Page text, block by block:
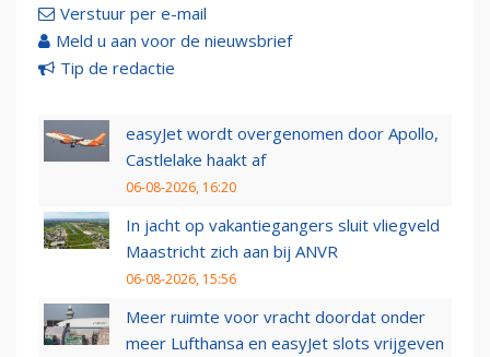
Verstuur per e-mail
Meld u aan voor de nieuwsbrief
Tip de redactie
easyJet wordt overgenomen door Apollo,
Castlelake haakt af
06-08-2026, 16:20
In jacht op vakantiegangers sluit vliegveld
Maastricht zich aan bij ANVR
06-08-2026, 15:56
Meer ruimte voor vracht doordat onder
meer Lufthansa en easyJet slots vrijgeven